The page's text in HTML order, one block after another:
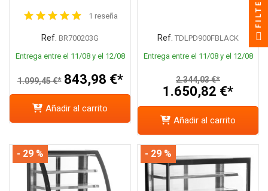
1 reseña
Ref. BR700203G
Entrega entre el 11/08 y el 12/08
1.099,45 €* 843,98 €*
Añadir al carrito
Ref. TDLPD900FBLACK
Entrega entre el 11/08 y el 12/08
2.344,03 €*
1.650,82 €*
Añadir al carrito
- 29 % - 29 %
FILTER